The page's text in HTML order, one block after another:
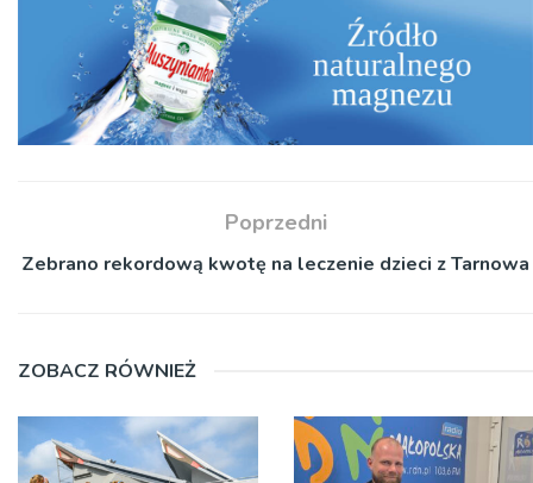
Poprzedni
Zebrano rekordową kwotę na leczenie dzieci z Tarnowa
ZOBACZ RÓWNIEŻ